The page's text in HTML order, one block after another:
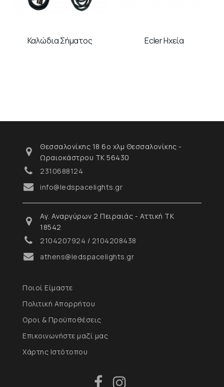
Καλώδια Σήματος Ecler Ηχεία
Θεσσαλονίκης 18 6ο χλμ Θεσσαλονίκης -
Ωραιοκάστρου ΤΚ 56430
2310688124
info@ledspacelights.gr
Αγ. Αναργύρων 2 Πειραιάς - Αττική ΤΚ
18542
2104207924 / 2104208438
athens@ledspacelights.gr
Ποιοί Είμαστε
Πολιτική Απορρήτου
Οροι & Προϋποθέσεις
Επικοινωνήστε μαζί μας
Χάρτης Ιστότοπου